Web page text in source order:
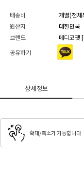
배송비 개별(전체
원산지
대한민국
브랜드
메디코펫
공유하기
상세정보
확대/축소가 가능합니다